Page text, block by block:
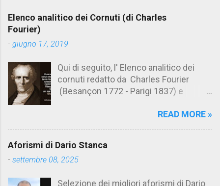
e
n
t
Elenco analitico dei Cornuti (di Charles
Fourier)
- giugno 17, 2019
Qui di seguito, l' Elenco analitico dei
cornuti redatto da Charles Fourier
(Besançon 1772 - Parigi 1837) e
Aforismario trovi anche una raccolta di
cornuto pretenzioso: colui che ritiene
sua moglie tanto fortunata, per averlo
READ MORE »
Aforismi di Dario Stanca
- settembre 08, 2025
Selezione dei migliori aforismi di Dario